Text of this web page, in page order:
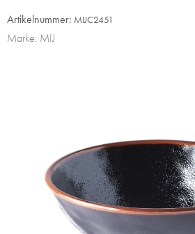
Artikelnummer: MIJC2451
Marke: MIJ